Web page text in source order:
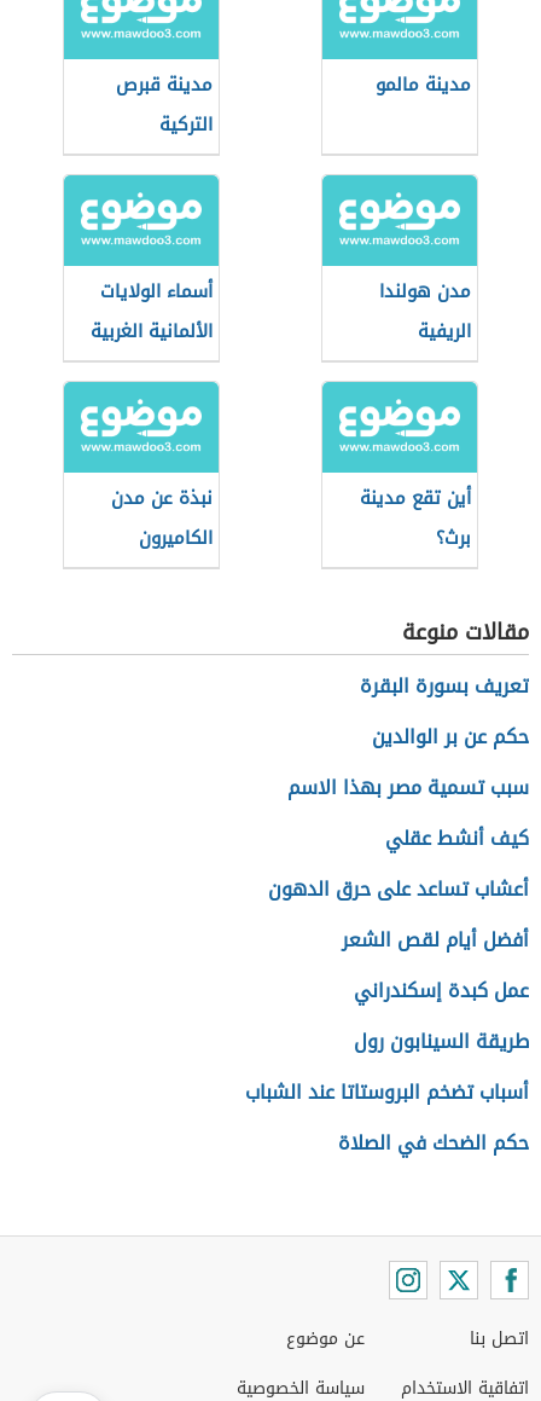
مدينة مالمو
مدينة قبرص
التركية
مدن هولندا
الريفية
أسماء الولايات
الألمانية الغربية
أين تقع مدينة
برث؟
نبذة عن مدن
الكاميرون
مقالات منوعة
تعريف بسورة البقرة
حكم عن بر الوالدين
سبب تسمية مصر بهذا الاسم
كيف أنشط عقلي
أعشاب تساعد على حرق الدهون
أفضل أيام لقص الشعر
عمل كبدة إسكندراني
طريقة السينابون رول
أسباب تضخم البروستاتا عند الشباب
حكم الضحك في الصلاة
اتصل بنا
اتفاقية الاستخدام
عن موضوع
سياسة الخصوصية